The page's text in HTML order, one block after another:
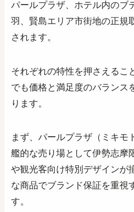
パールプラザ、ホテル内のブ
羽、賢島エリア市街地の正規
されます。
それぞれの特性を押さえるこ
でも価格と満足度のバランス
ります。
まず、パールプラザ（ミキモ
艦的な売り場として伊勢志摩
や観光客向け特別デザインが
な商品でブランド保証を重視
す。